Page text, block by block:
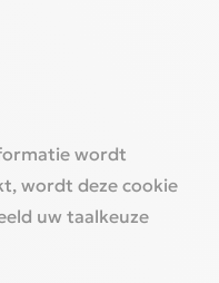
wordt
wordt deze cookie
uw taalkeuze